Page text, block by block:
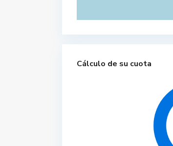
Cálculo de su cuota